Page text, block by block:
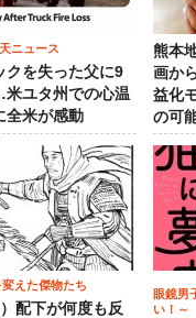
ニュース
クを失った父に9
ユタ州での心温
全米が感動
熊本
画か
益化
の可
えた傑物たち
配下が何度も反
眼鏡男
い！～